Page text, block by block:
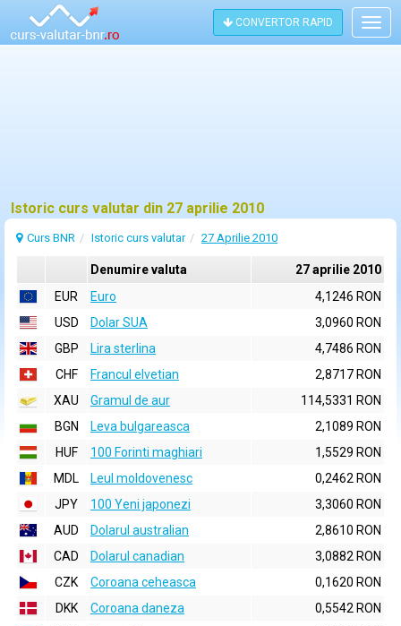
CONVERTOR RAPID
Istoric curs valutar din 27 aprilie 2010
Curs BNR Istoric curs valutar 27 Aprilie 2010
Denumire valuta
27 aprilie 2010
EUR
Euro
4,1246 RON
USD
Dolar SUA
3,0960 RON
GBP
Lira sterlina
4,7486 RON
CHF
Francul elvetian
2,8717 RON
XAU
Gramul de aur
114,5331 RON
BGN
Leva bulgareasca
2,1089 RON
HUF
100 Forinti maghiari
1,5529 RON
MDL
Leul moldovenesc
0,2462 RON
JPY
100 Yeni japonezi
3,3060 RON
AUD
Dolarul australian
2,8610 RON
CAD
Dolarul canadian
3,0882 RON
CZK
Coroana ceheasca
0,1620 RON
DKK
Coroana daneza
0,5542 RON